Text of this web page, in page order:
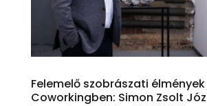
Felemelő szobrászati
Coworkingben: Simon Zsolt